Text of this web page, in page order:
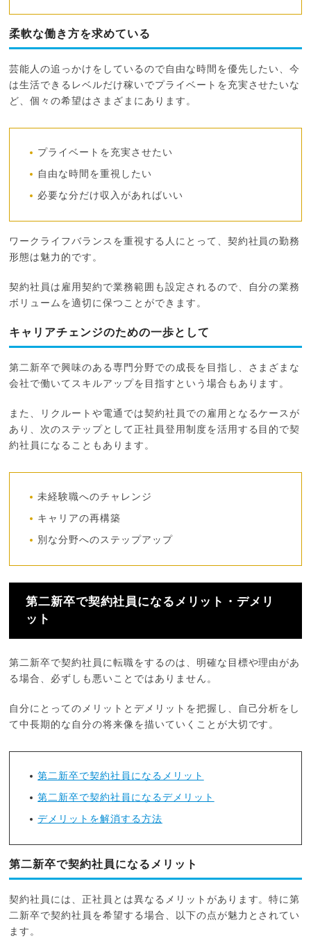
柔軟な働き方を求めている
芸能人の追っかけをしているので自由な時間を優先したい、今
は生活できるレベルだけ稼いでプライベートを充実させたいな
ど、個々の希望はさまざまにあります。
プライベートを充実させたい
自由な時間を重視したい
必要な分だけ収入があればいい
ワークライフバランスを重視する人にとって、契約社員の勤務
形態は魅力的です。
契約社員は雇用契約で業務範囲も設定されるので、自分の業務
ボリュームを適切に保つことができます。
キャリアチェンジのための一歩として
第二新卒で興味のある専門分野での成長を目指し、さまざまな
会社で働いてスキルアップを目指すという場合もあります。
また、リクルートや電通では契約社員での雇用となるケースが
あり、次のステップとして正社員登用制度を活用する目的で契
約社員になることもあります。
未経験職へのチャレンジ
キャリアの再構築
別な分野へのステップアップ
第二新卒で契約社員になるメリット・デメリ
ット
第二新卒で契約社員に転職をするのは、明確な目標や理由があ
る場合、必ずしも悪いことではありません。
自分にとってのメリットとデメリットを把握し、自己分析をし
て中長期的な自分の将来像を描いていくことが大切です。
第二新卒で契約社員になるメリット
第二新卒で契約社員になるデメリット
デメリットを解消する方法
第二新卒で契約社員になるメリット
契約社員には、正社員とは異なるメリットがあります。特に第
二新卒で契約社員を希望する場合、以下の点が魅力とされてい
ます。